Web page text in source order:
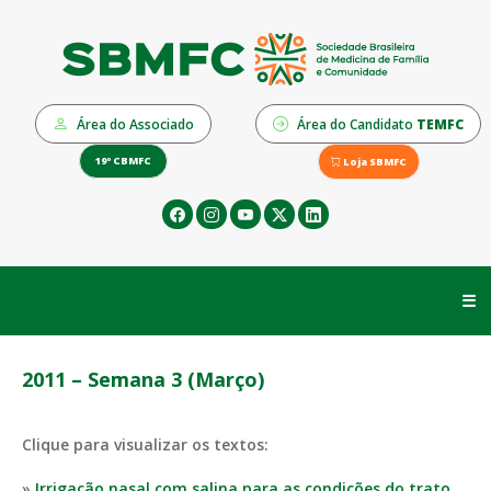
Área do Associado Área do Candidato TEMFC
19º CBMFC Loja SBMFC
☰
2011 – Semana 3 (Março)
Clique para visualizar os textos: